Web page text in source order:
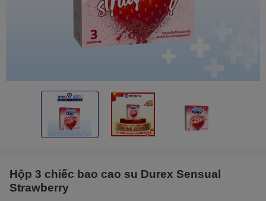
Hộp 3 chiếc bao cao su Durex Sensual
Strawberry